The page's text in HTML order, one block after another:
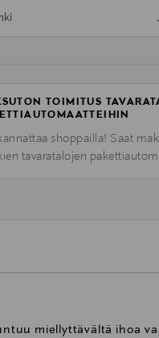
TOIMITUS
shoppailla! Saat
tavaratalojen
miellyttävältä ihoa